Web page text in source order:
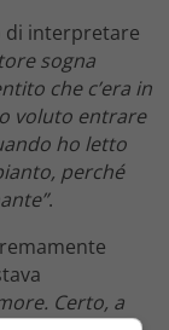
di interpretare
sogna
che c’era in
voluto entrare
ho letto
perché
.
Certo, a